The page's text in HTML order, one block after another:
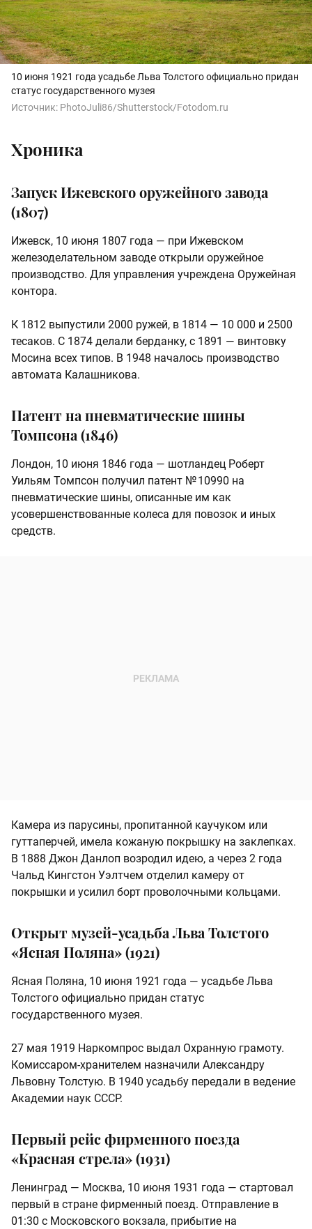
10 июня 1921 года усадьбе Льва Толстого официально придан
статус государственного музея
Источник: PhotoJuli86/Shutterstock/Fotodom.ru
Хроника
Запуск Ижевского оружейного завода
(1807)
Ижевск, 10 июня 1807 года — при Ижевском
железоделательном заводе открыли оружейное
производство. Для управления учреждена Оружейная
контора.
К 1812 выпустили 2000 ружей, в 1814 — 10 000 и 2500
тесаков. С 1874 делали берданку, с 1891 — винтовку
Мосина всех типов. В 1948 началось производство
автомата Калашникова.
Патент на пневматические шины
Томпсона (1846)
Лондон, 10 июня 1846 года — шотландец Роберт
Уильям Томпсон получил патент № 10990 на
пневматические шины, описанные им как
усовершенствованные колеса для повозок и иных
средств.
Камера из парусины, пропитанной каучуком или
гуттаперчей, имела кожаную покрышку на заклепках.
В 1888 Джон Данлоп возродил идею, а через 2 года
Чальд Кингстон Уэлтчем отделил камеру от
покрышки и усилил борт проволочными кольцами.
Открыт музей-усадьба Льва Толстого
«Ясная Поляна» (1921)
Ясная Поляна, 10 июня 1921 года — усадьбе Льва
Толстого официально придан статус
государственного музея.
27 мая 1919 Наркомпрос выдал Охранную грамоту.
Комиссаром-хранителем назначили Александру
Львовну Толстую. В 1940 усадьбу передали в ведение
Академии наук СССР.
Первый рейс фирменного поезда
«Красная стрела» (1931)
Ленинград — Москва, 10 июня 1931 года — стартовал
первый в стране фирменный поезд. Отправление в
01:30 с Московского вокзала, прибытие на